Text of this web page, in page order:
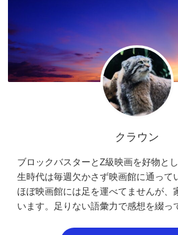
クラウン
ブロックバスターとZ級映画を好物と
生時代は毎週欠かさず映画館に通って
ほぼ映画館には足を運べてませんが、
います。足りない語彙力で感想を綴っ